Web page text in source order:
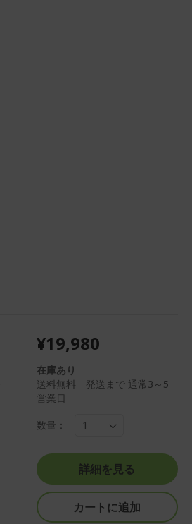
¥19,980
在庫あり
送料無料 発送まで 通常3～5
営業日
数量：
詳細を見る
カートに追加